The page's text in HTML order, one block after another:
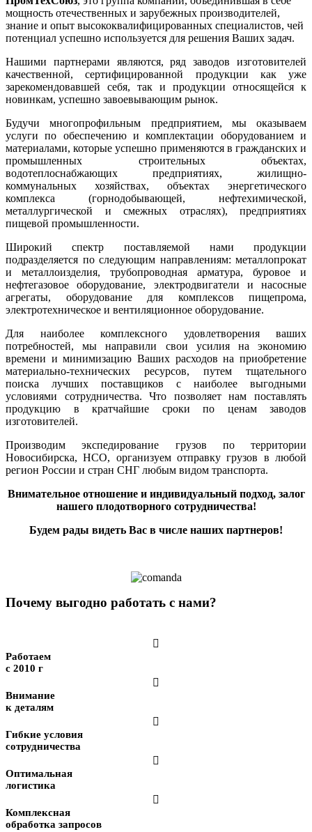
мощность отечественных и зарубежных производителей,
знание и опыт высококвалифицированных специалистов, чей
потенциал успешно используется для решения Ваших задач.
Нашими партнерами являются, ряд заводов изготовителей
качественной, сертифицированной продукции как уже
зарекомендовавшей себя, так и продукции относящейся к
новинкам, успешно завоевывающим рынок.
Будучи многопрофильным предприятием, мы оказываем
услуги по обеспечению и комплектации оборудованием и
материалами, которые успешно применяются в гражданских и
промышленных строительных объектах,
водотеплоснабжающих предприятиях, жилищно-
коммунальных хозяйствах, объектах энергетического
комплекса (горнодобывающей, нефтехимической,
металлургической и смежных отраслях), предприятиях
пищевой промышленности.
Широкий спектр поставляемой нами продукции
подразделяется по следующим направлениям: металлопрокат
и металлоизделия, трубопроводная арматура, буровое и
нефтегазовое оборудование, электродвигатели и насосные
агрегаты, оборудование для комплексов пищепрома,
электротехническое и вентиляционное оборудование.
Для наиболее комплексного удовлетворения ваших
потребностей, мы направили свои усилия на экономию
времени и минимизацию Ваших расходов на приобретение
материально-технических ресурсов, путем тщательного
поиска лучших поставщиков с наиболее выгодными
условиями сотрудничества. Что позволяет нам поставлять
продукцию в кратчайшие сроки по ценам заводов
изготовителей.
Производим экспедирование грузов по территории
Новосибирска, НСО, организуем отправку грузов в любой
регион России и стран СНГ любым видом транспорта.
Внимательное отношение и индивидуальный подход, залог
нашего плодотворного сотрудничества!
Будем рады видеть Вас в числе наших партнеров!
Почему выгодно работать с нами?

Работаем
с 2010 г

Внимание
к деталям

Гибкие условия
сотрудничества

Оптимальная
логистика

Комплексная
обработка запросов